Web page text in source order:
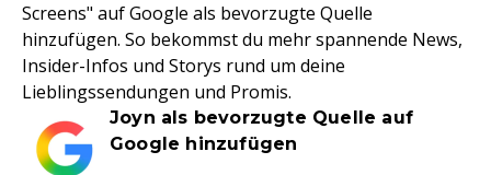
Screens" auf Google als bevorzugte Quelle
hinzufügen. So bekommst du mehr spannende News,
Insider-Infos und Storys rund um deine
Lieblingssendungen und Promis.
Joyn als bevorzugte Quelle auf
Google hinzufügen